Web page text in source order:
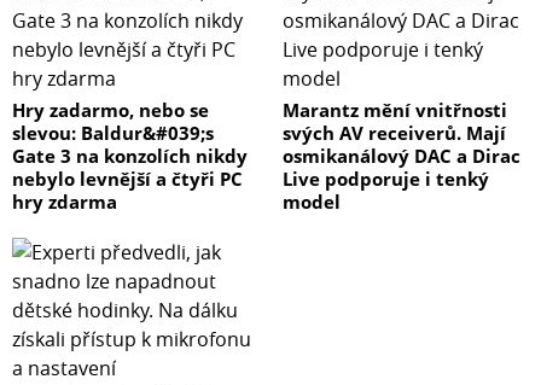
Hry zadarmo, nebo se
slevou: Baldur&#039;s
Gate 3 na konzolích nikdy
nebylo levnější a čtyři PC
hry zdarma
Marantz mění vnitřnosti
svých AV receiverů. Mají
osmikanálový DAC a Dirac
Live podporuje i tenký
model